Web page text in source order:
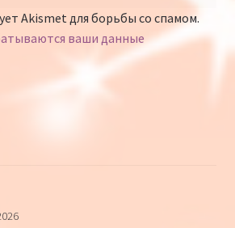
Akismet для борьбы со спамом.
ваши данные